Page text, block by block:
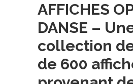
AFFICHES
DANSE –
collection
de 600